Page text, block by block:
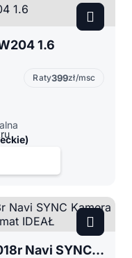
1.6
Raty399zł/msc
Ford Kuga II 2.0 TDCI * 2018r Navi SYNC Kamera LEDY Xenon Parktronik Tempomat IDEAŁ